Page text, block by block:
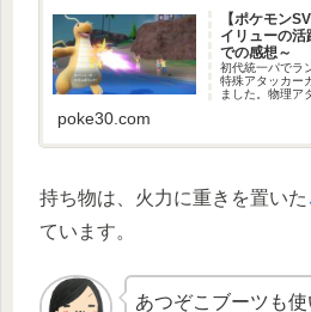
【ポケモン
イリューの
での感想～
初代統一パでラ
特殊アタッカー
ました。物理ア
ことでカイリ
殊アタッカー型
poke30.com
持ち物は、火力に重きを置いた
ています。
あつぞこブーツも